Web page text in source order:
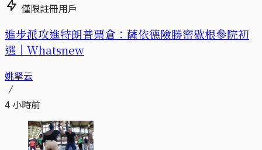
僅限註冊用戶
進步派攻進特朗普票倉：薩依德險勝密歇根參院初
選｜Whatsnew
姚拏云
4 小時前